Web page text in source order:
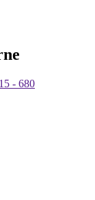
- 680